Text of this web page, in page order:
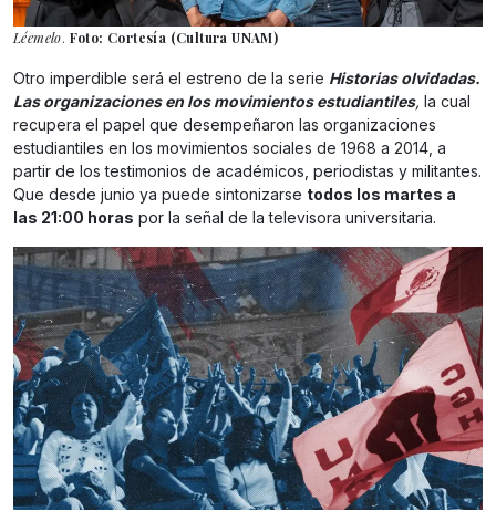
Léemelo. Foto: Cortesía (Cultura UNAM)
Otro imperdible será el estreno de la serie Historias olvidadas.
Las organizaciones en los movimientos estudiantiles, la cual
recupera el papel que desempeñaron las organizaciones
estudiantiles en los movimientos sociales de 1968 a 2014, a
partir de los testimonios de académicos, periodistas y militantes.
Que desde junio ya puede sintonizarse todos los martes a
las 21:00 horas por la señal de la televisora universitaria.